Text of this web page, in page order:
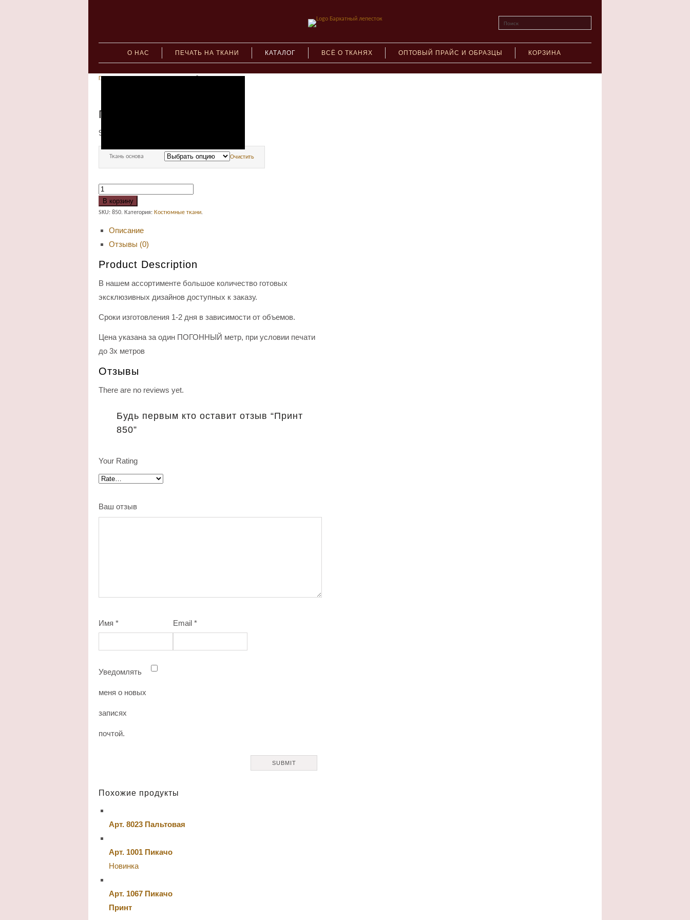
Поиск
О НАС ПЕЧАТЬ НА ТКАНИ КАТАЛОГ ВСЁ О ТКАНЯХ ОПТОВЫЙ ПРАЙС И ОБРАЗЦЫ КОРЗИНА
Главная
Принт 850
949.00
Ткань основа Очистить
В корзину
SKU: 850. Категория: Костюмные ткани.
Описание
Отзывы (0)
Product Description
В нашем ассортименте большое количество готовых
эксклюзивных дизайнов доступных к заказу.
Сроки изготовления 1-2 дня в зависимости от объемов.
Цена указана за один ПОГОННЫЙ метр, при условии печати
до 3х метров
Отзывы
There are no reviews yet.
Будь первым кто оставит отзыв “Принт
850”
Your Rating
Ваш отзыв
Имя * Email *
Уведомлять
меня о новых
записях
почтой.
Похожие продукты
Арт. 8023 Пальтовая
Арт. 1001 Пикачо
Новинка
Арт. 1067 Пикачо
Принт